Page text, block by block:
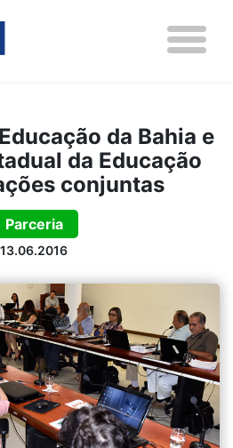
da Bahia e
da Educação
conjuntas
Parceria
13.06.2016